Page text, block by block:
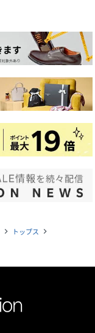
navigate_next トップス navigate_next